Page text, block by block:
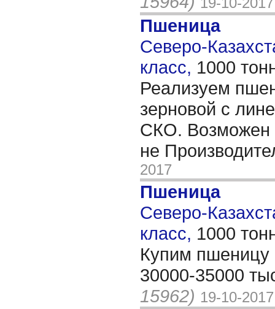
Пшеница
Северо-
класс, 1000
Реализуем
зерновой с
СКО. Возможен
не
2017
Пшеница
Северо-
класс, 1000
Купим пшеницу
30000-35000
15962) 19-10-2017